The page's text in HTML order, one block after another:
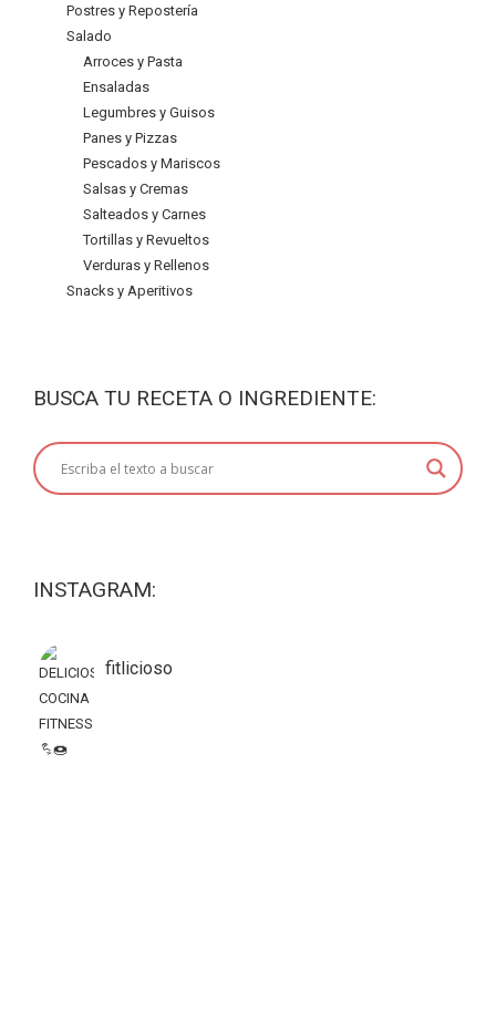
Postres y Repostería
Salado
Arroces y Pasta
Ensaladas
Legumbres y Guisos
Panes y Pizzas
Pescados y Mariscos
Salsas y Cremas
Salteados y Carnes
Tortillas y Revueltos
Verduras y Rellenos
Snacks y Aperitivos
BUSCA TU RECETA O INGREDIENTE:
INSTAGRAM:
fitlicioso